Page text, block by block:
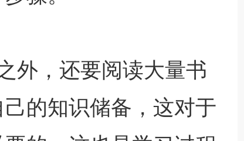
外，还要阅读大量书
的知识储备，这对于